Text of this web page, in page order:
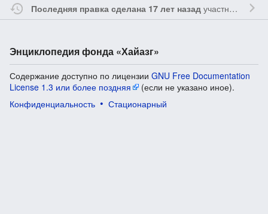
Последняя правка сделана 17 лет назадучастником
Энциклопедия фонда «Хайазг»
Содержание доступно по лицензии GNU Free Documentation
License 1.3 или более поздняя
(если не указано иное).
Конфиденциальность
Стационарный